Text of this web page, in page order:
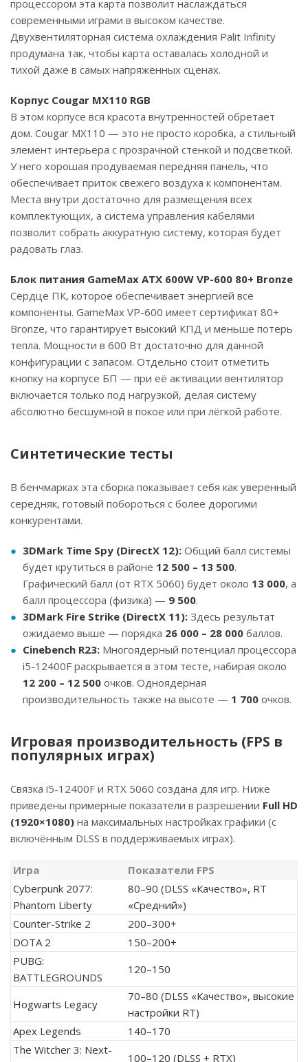
процессором эта карта позволит наслаждаться
современными играми в высоком качестве.
Двухвентиляторная система охлаждения Palit Infinity
продумана так, чтобы карта оставалась холодной и
тихой даже в самых напряжённых сценах.
Корпус Cougar MX110 RGB
В этом корпусе вся красота внутренностей обретает
дом. Cougar MX110 — это не просто коробка, а стильный
элемент интерьера с прозрачной стенкой и подсветкой.
У него хорошая продуваемая передняя панель, что
обеспечивает приток свежего воздуха к компонентам.
Места внутри достаточно для размещения всех
комплектующих, а система управления кабелями
позволит собрать аккуратную систему, которая будет
радовать глаз.
Блок питания GameMax ATX 600W VP-600 80+ Bronze
Сердце ПК, которое обеспечивает энергией все
компоненты. GameMax VP-600 имеет сертификат 80+
Bronze, что гарантирует высокий КПД и меньше потерь
тепла. Мощности в 600 Вт достаточно для данной
конфигурации с запасом. Отдельно стоит отметить
кнопку на корпусе БП — при её активации вентилятор
включается только под нагрузкой, делая систему
абсолютно бесшумной в покое или при лёгкой работе.
Синтетические тесты
В бенчмарках эта сборка показывает себя как уверенный
середняк, готовый побороться с более дорогими
конкурентами.
3DMark Time Spy (DirectX 12): Общий балл системы
будет крутиться в районе 12 500 – 13 500.
Графический балл (от RTX 5060) будет около 13 000, а
балл процессора (физика) — 9 500.
3DMark Fire Strike (DirectX 11): Здесь результат
ожидаемо выше — порядка 26 000 – 28 000 баллов.
Cinebench R23: Многоядерный потенциал процессора
i5-12400F раскрывается в этом тесте, набирая около
12 200 – 12 500 очков. Одноядерная
производительность также на высоте — 1 700 очков.
Игровая производительность (FPS в
популярных играх)
Связка i5-12400F и RTX 5060 создана для игр. Ниже
приведены примерные показатели в разрешении Full HD
(1920×1080) на максимальных настройках графики (с
включённым DLSS в поддерживаемых играх).
Игра
Показатели FPS
Cyberpunk 2077:
Phantom Liberty
80–90 (DLSS «Качество», RT
«Средний»)
Counter-Strike 2
200–300+
DOTA 2
150–200+
PUBG:
BATTLEGROUNDS
120–150
Hogwarts Legacy
70–80 (DLSS «Качество», высокие
настройки RT)
Apex Legends
140–170
The Witcher 3: Next-
100–120 (DLSS + RTX)